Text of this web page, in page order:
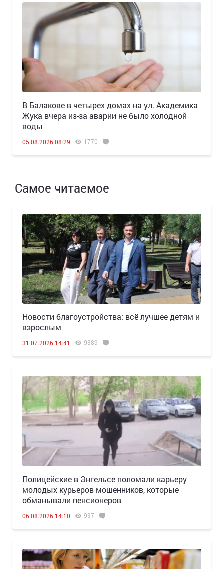
В Балакове в четырех домах на ул. Академика
Жука вчера из-за аварии не было холодной
воды
05.08.2026 08:29 1770
Самое читаемое
Новости благоустройства: всё лучшее детям и
взрослым
31.07.2026 14:41 9389
Полицейские в Энгельсе поломали карьеру
молодых курьеров мошенников, которые
обманывали пенсионеров
06.08.2026 14:10 937